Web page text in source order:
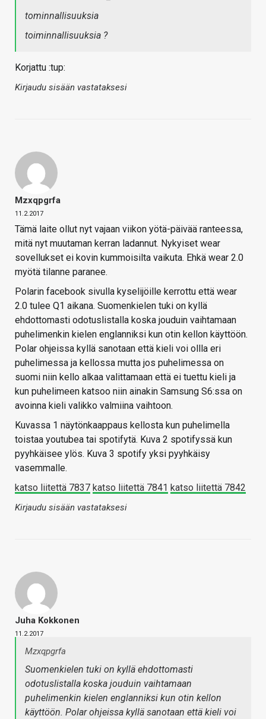
tominnallisuuksia
toiminnallisuuksia ?
Korjattu :tup:
Kirjaudu sisään vastataksesi
Mzxqpgrfa
11.2.2017
Tämä laite ollut nyt vajaan viikon yötä-päivää ranteessa,
mitä nyt muutaman kerran ladannut. Nykyiset wear
sovellukset ei kovin kummoisilta vaikuta. Ehkä wear 2.0
myötä tilanne paranee.
Polarin facebook sivulla kyselijöille kerrottu että wear
2.0 tulee Q1 aikana. Suomenkielen tuki on kyllä
ehdottomasti odotuslistalla koska jouduin vaihtamaan
puhelimenkin kielen englanniksi kun otin kellon käyttöön.
Polar ohjeissa kyllä sanotaan että kieli voi ollla eri
puhelimessa ja kellossa mutta jos puhelimessa on
suomi niin kello alkaa valittamaan että ei tuettu kieli ja
kun puhelimeen katsoo niin ainakin Samsung S6:ssa on
avoinna kieli valikko valmiina vaihtoon.
Kuvassa 1 näytönkaappaus kellosta kun puhelimella
toistaa youtubea tai spotifytä. Kuva 2 spotifyssä kun
pyyhkäisee ylös. Kuva 3 spotify yksi pyyhkäisy
vasemmalle.
katso liitettä 7837 katso liitettä 7841 katso liitettä 7842
Kirjaudu sisään vastataksesi
Juha Kokkonen
11.2.2017
Mzxqpgrfa
Suomenkielen tuki on kyllä ehdottomasti
odotuslistalla koska jouduin vaihtamaan
puhelimenkin kielen englanniksi kun otin kellon
käyttöön. Polar ohjeissa kyllä sanotaan että kieli voi